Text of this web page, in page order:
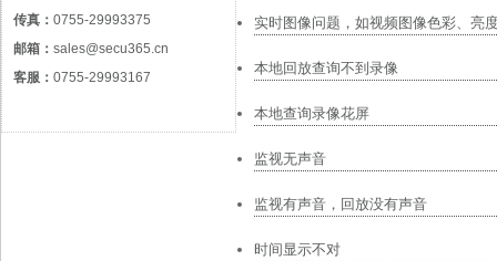
传真： 0755-29993375
邮箱： sales@secu365.cn
客服： 0755-29993167
实时图像问题，如视频图像色彩、亮
本地回放查询不到录像
本地查询录像花屏
监视无声音
监视有声音，回放没有声音
时间显示不对